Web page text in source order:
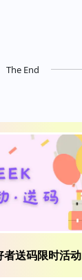
The End
送码限时活动